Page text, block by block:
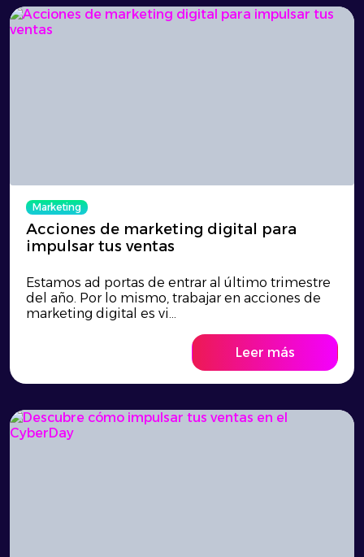
Marketing
Acciones de marketing digital para
impulsar tus ventas
Estamos ad portas de entrar al último trimestre
del año. Por lo mismo, trabajar en acciones de
marketing digital es vi...
Leer más